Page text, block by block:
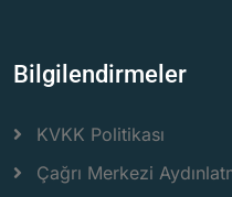
Bilgilendirmeler
KVKK Politikası
Çağrı Merkezi